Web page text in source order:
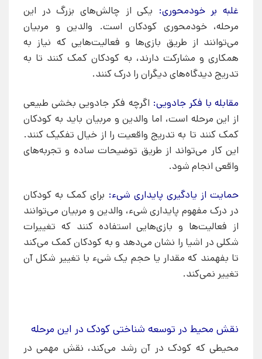
غلبه بر خودمحوری: یکی از چالش‌های بزرگ در این
مرحله، خودمحوری کودکان است. والدین و مربیان
می‌توانند از طریق بازی‌ها و فعالیت‌هایی که نیاز به
همکاری و مشارکت دارند، به کودکان کمک کنند تا به
تدریج دیدگاه‌های دیگران را درک کنند.
مقابله با فکر جادویی: اگرچه فکر جادویی بخشی طبیعی
از این مرحله است، اما والدین و مربیان باید به کودکان
کمک کنند تا به تدریج واقعیت را از خیال تفکیک کنند.
این کار می‌تواند از طریق توضیحات ساده و تجربه‌های
واقعی انجام شود.
حمایت از یادگیری پایداری شیء: برای کمک به کودکان
در درک مفهوم پایداری شیء، والدین و مربیان می‌توانند
از فعالیت‌ها و بازی‌هایی استفاده کنند که تغییرات
شکلی در اشیا را نشان می‌دهد و به کودکان کمک می‌کند
تا بفهمند که مقدار یا حجم یک شیء با تغییر شکل آن
تغییر نمی‌کند.
نقش محیط در توسعه شناختی کودک در این مرحله
محیطی که کودک در آن رشد می‌کند، نقش مهمی در